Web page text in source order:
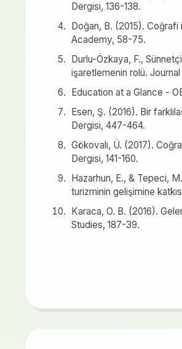
Dergisi, 136-138.
Doğan, B. (2015).
Academy, 58-75.
Durlu-Özkaya, F.,
işaretlemenin rolü.
Education at a Glance -
Esen, Ş. (2016). Bir
Dergisi, 447-464.
Gökovalı, Ü. (2017).
Dergisi, 141-160.
Hazarhun, E., & Tepeci,
turizminin gelişimine
Karaca, O. B. (2016).
Studies, 187-39.